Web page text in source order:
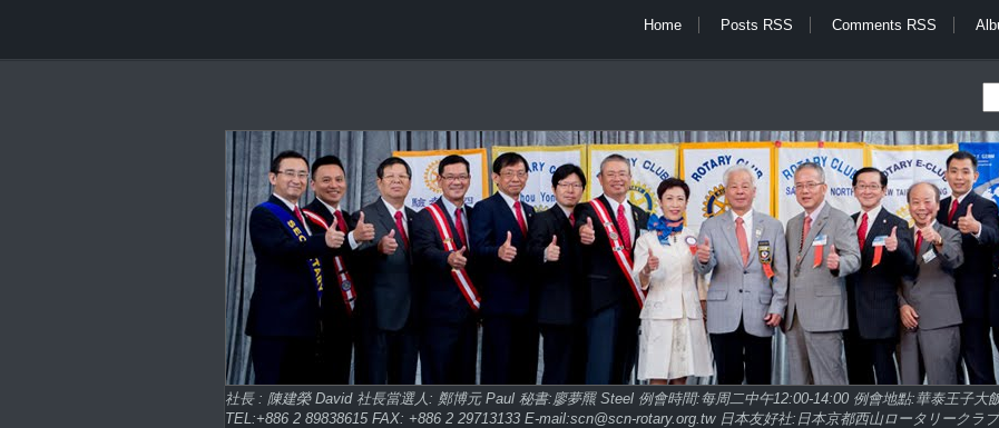
Home Posts RSS Comments RSS
社長 : 陳建榮 David 社長當選人: 鄭博元 Paul 秘書:廖夢羆 Steel 例會時間:每周二中午12:00-14:00 例會地點:華泰王子大
TEL:+886 2 89838615 FAX: +886 2 29713133 E-mail:scn@scn-rotary.org.tw 日本友好社:日本京都西山ロータリークラ